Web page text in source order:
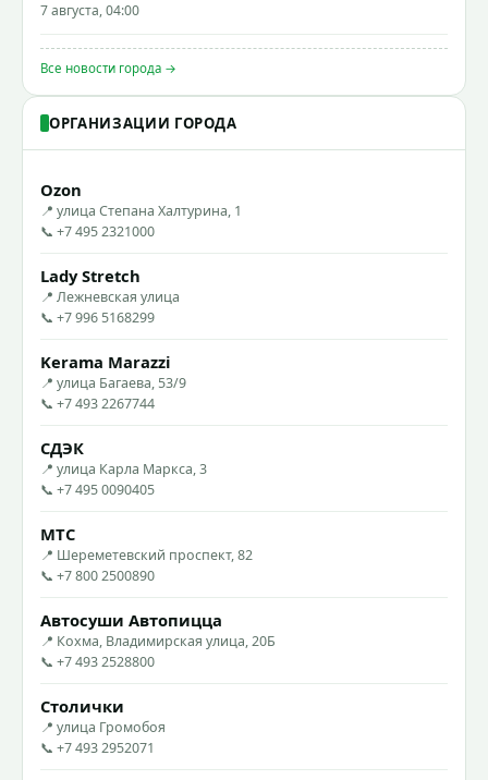
7 августа, 04:00
Все новости города →
ОРГАНИЗАЦИИ ГОРОДА
Ozon
📍 улица Степана Халтурина, 1
📞 +7 495 2321000
Lady Stretch
📍 Лежневская улица
📞 +7 996 5168299
Kerama Marazzi
📍 улица Багаева, 53/9
📞 +7 493 2267744
СДЭК
📍 улица Карла Маркса, 3
📞 +7 495 0090405
МТС
📍 Шереметевский проспект, 82
📞 +7 800 2500890
Автосуши Автопицца
📍 Кохма, Владимирская улица, 20Б
📞 +7 493 2528800
Столички
📍 улица Громобоя
📞 +7 493 2952071